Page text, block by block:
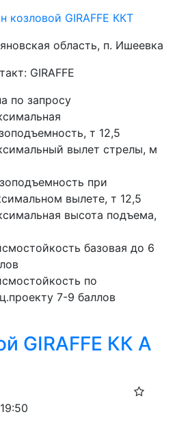
козловой GIRAFFE ККТ
область, п. Ишеевка
GIRAFFE
по запросу
т 12,5
вылет стрелы, м
при
вылете, т 12,5
высота подъема,
базовая до 6
по
7-9 баллов
GIRAFFE КК А